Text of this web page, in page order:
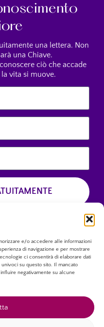
e/o accedere alle informazioni
di navigazione e per mostrare
ci consentirà di elaborare dati
su questo sito. Il mancato
negativamente su alcune
una lettera. Non
una Chiave.
ciò che accade
vita si muove.
dichiari di aver preso
modulo.